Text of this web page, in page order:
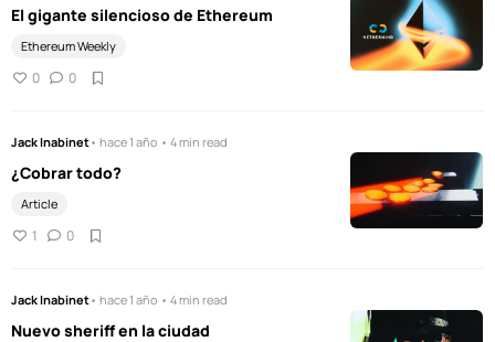
El gigante silencioso de Ethereum
Ethereum Weekly
0 0
Jack Inabinet• hace 1 año • 4 min read
¿Cobrar todo?
Article
1 0
Jack Inabinet• hace 1 año • 4 min read
Nuevo sheriff en la ciudad